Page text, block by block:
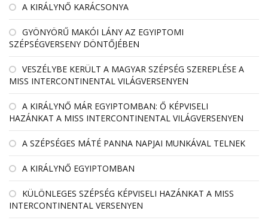
A KIRÁLYNŐ KARÁCSONYA
GYÖNYÖRŰ MAKÓI LÁNY AZ EGYIPTOMI
SZÉPSÉGVERSENY DÖNTŐJÉBEN
VESZÉLYBE KERÜLT A MAGYAR SZÉPSÉG SZEREPLÉSE A
MISS INTERCONTINENTAL VILÁGVERSENYEN
A KIRÁLYNŐ MÁR EGYIPTOMBAN: Ő KÉPVISELI
HAZÁNKAT A MISS INTERCONTINENTAL VILÁGVERSENYEN
A SZÉPSÉGES MÁTÉ PANNA NAPJAI MUNKÁVAL TELNEK
A KIRÁLYNŐ EGYIPTOMBAN
KÜLÖNLEGES SZÉPSÉG KÉPVISELI HAZÁNKAT A MISS
INTERCONTINENTAL VERSENYEN